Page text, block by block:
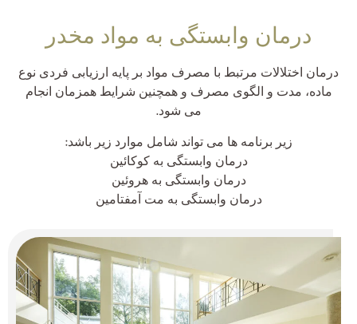
درمان وابستگی به مواد مخدر
درمان اختلالات مرتبط با مصرف مواد بر پایه ارزیابی فردی نوع
ماده، مدت و الگوی مصرف و همچنین شرایط همزمان انجام
می شود.
زیر برنامه ها می تواند شامل موارد زیر باشد:
درمان وابستگی به کوکائین
درمان وابستگی به هروئین
درمان وابستگی به مت آمفتامین